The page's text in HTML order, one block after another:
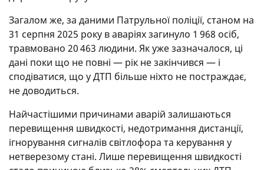
Загалом же, за даними Патрульної поліції, станом на
31 серпня 2025 року в аваріях загинуло 1 968 осіб,
травмовано 20 463 людини. Як уже зазначалося, ці
дані поки що не повні — рік не закінчився — і
сподіватися, що у ДТП більше ніхто не постраждає,
не доводиться.
Найчастішими причинами аварій залишаються
перевищення швидкості, недотримання дистанції,
ігнорування сигналів світлофора та керування у
нетверезому стані. Лише перевищення швидкості